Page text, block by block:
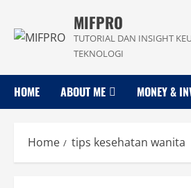
content
MIFPRO
TUTORIAL DAN INSIGHT
TEKNOLOGI
HOME ABOUT ME MONEY &
Home tips kesehatan wanita